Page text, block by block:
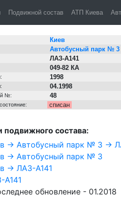
Подвижной состав АТП Киева
Киев
Автобусный парк № 3
ЛАЗ-А141
049-82 КА
1998
04.1998
№: 48
списан
подвижного состава:
→ Автобусный парк № 3 →
→ Автобусный парк № 3
→ ЛАЗ-А141
А141
обновление - 01.2018